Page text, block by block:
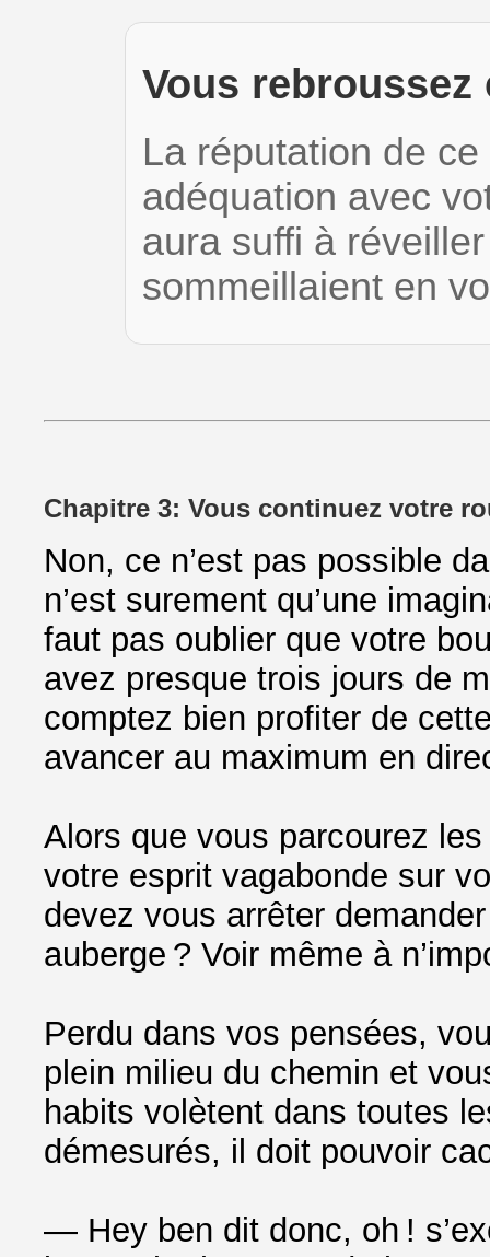
Vous
La réputation de
adéquation avec
aura suffi à
sommeillaient en
Chapitre 3: Vous continuez votre
Non, ce n’est pas possible
n’est surement qu’une
faut pas oublier que votre
avez presque trois jours de
comptez bien profiter de
avancer au maximum en
Alors que vous parcourez
votre esprit vagabonde sur
devez vous arrêter
auberge ? Voir même à
Perdu dans vos pensées,
plein milieu du chemin et
habits volètent dans toutes
démesurés, il doit pouvoir
— Hey ben dit donc, oh !